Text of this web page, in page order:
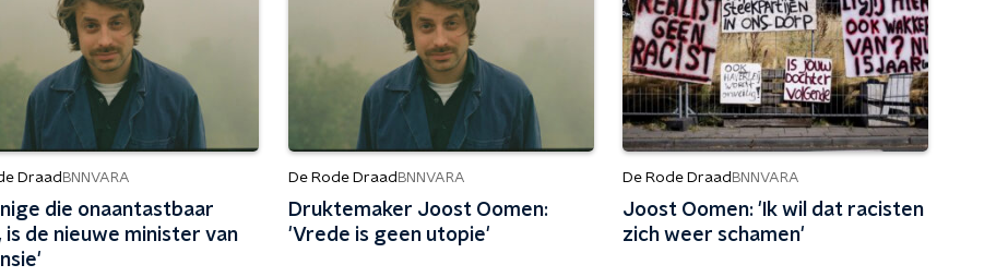
Draad BNNVARA
die onaantastbaar
is de nieuwe minister van
De Rode Draad BNNVARA
Druktemaker Joost Oomen:
'Vrede is geen utopie'
De Rode Draad BNNVARA
Joost Oomen: 'Ik wil dat racisten
zich weer schamen'